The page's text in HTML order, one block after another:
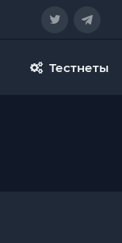
Тестнеты